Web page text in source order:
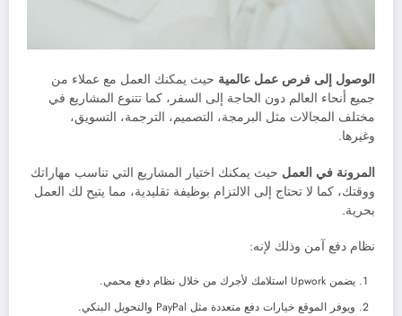
الوصول إلى فرص عمل عالمية حيث يمكنك العمل مع عملاء من
جميع أنحاء العالم دون الحاجة إلى السفر، كما تتنوع المشاريع في
مختلف المجالات مثل البرمجة، التصميم، الترجمة، التسويق،
وغيرها.
المرونة في العمل حيث يمكنك اختيار المشاريع التي تناسب مهاراتك
ووقتك، كما لا تحتاج إلى الالتزام بوظيفة تقليدية، مما يتيح لك العمل
بحرية.
نظام دفع آمن وذلك لإنه:
يضمن Upwork استلامك لأجرك من خلال نظام دفع محمي.
ويوفر الموقع خيارات دفع متعددة مثل PayPal والتحويل البنكي.